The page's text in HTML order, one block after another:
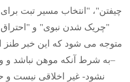
چیفتن"، "انتخاب مسیر تبت
"چریک شدن نبوی" و
متوجه می شود که این خبر
–به شرط آنکه موهن نباشد و
نشود- غیر اخلاقی نیست